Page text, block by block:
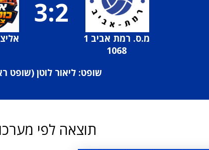
מ.ס. רמת אביב 1
1068
3:2
שופט: ליאור לוטן (שופט
תוצאה לפי